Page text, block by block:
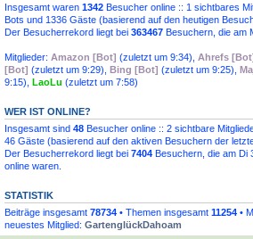
Insgesamt waren 1342 Besucher online :: 1 sichtbares
Bots und 1336 Gäste (basierend auf den heutigen
Der Besucherrekord liegt bei 363467 Besuchern, die am
Mitglieder: Amazon [Bot] (zuletzt um 9:34), Ahrefs
[Bot] (zuletzt um 9:29), Bing [Bot] (zuletzt um 9:25),
9:15), LaoLu (zuletzt um 7:58)
WER IST ONLINE?
Insgesamt sind 48 Besucher online :: 2 sichtbare
46 Gäste (basierend auf den aktiven Besuchern der
Der Besucherrekord liegt bei 7404 Besuchern, die am Di
online waren.
STATISTIK
Beiträge insgesamt 78734 • Themen insgesamt 11254 •
neuestes Mitglied: GartenglückDahoam